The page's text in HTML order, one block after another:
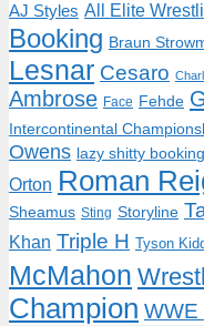
AJ Styles All Elite
Booking Braun
Lesnar Cesaro
Ambrose Face Fehde
Intercontinental
Owens lazy shitty booking
Orton Roman
Sheamus Sting Storyline
Khan Triple H Tyson
McMahon
Champion WWE